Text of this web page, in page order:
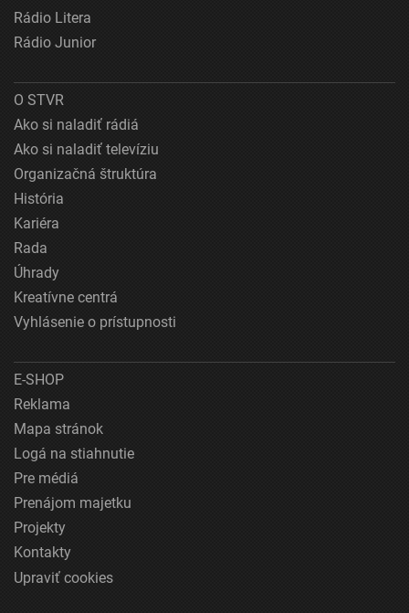
Rádio Litera
Rádio Junior
O STVR
Ako si naladiť rádiá
Ako si naladiť televíziu
Organizačná štruktúra
História
Kariéra
Rada
Úhrady
Kreatívne centrá
Vyhlásenie o prístupnosti
E-SHOP
Reklama
Mapa stránok
Logá na stiahnutie
Pre médiá
Prenájom majetku
Projekty
Kontakty
Upraviť cookies